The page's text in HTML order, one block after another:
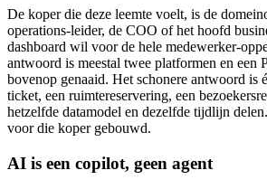
De koper die deze leemte voelt, is de
operations-leider, de COO of het hoofd
dashboard wil voor de hele medewerker-
antwoord is meestal twee platformen en een
bovenop genaaid. Het schonere antwoord is
ticket, een ruimtereservering, een
hetzelfde datamodel en dezelfde tijdlijn
voor die koper gebouwd.
AI is een copilot, geen agent